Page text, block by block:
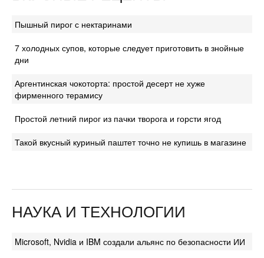
Пышный пирог с нектаринами
7 холодных супов, которые следует приготовить в знойные
дни
Аргентинская чокоторта: простой десерт не хуже
фирменного терамису
Простой летний пирог из пачки творога и горсти ягод
Такой вкусный куриный паштет точно не купишь в магазине
НАУКА И ТЕХНОЛОГИИ
Microsoft, Nvidia и IBM создали альянс по безопасности ИИ